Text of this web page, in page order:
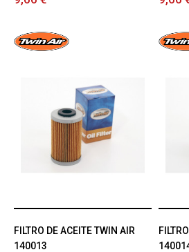
FILTRO DE ACEITE TWIN AIR
140013